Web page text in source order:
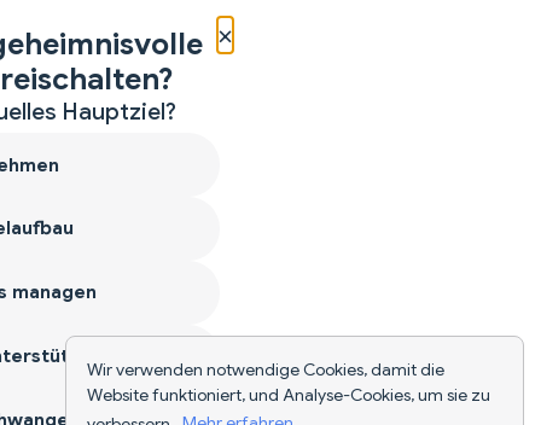
Wir verwenden notwendige Cookies, damit die
Website funktioniert, und Analyse-Cookies, um sie zu
×
Hauptziel?
managen